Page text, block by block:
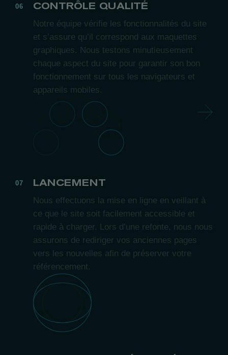
CONTRÔLE QUALITÉ
Notre équipe vérifie les fonctionnalités du site
et s’assure qu’il correspond aux maquettes
graphiques. Nous testons minutieusement
chaque aspect du site pour garantir son bon
fonctionnement sur tous les navigateurs et
appareils mobiles.
LANCEMENT
Nous effectuons la mise en ligne en veillant à
ce que le site soit facilement accessible et
rapide à charger. Lors d’une refonte, nous nous
assurons de rediriger vos anciennes pages
vers les nouvelles afin de préserver votre
référencement.